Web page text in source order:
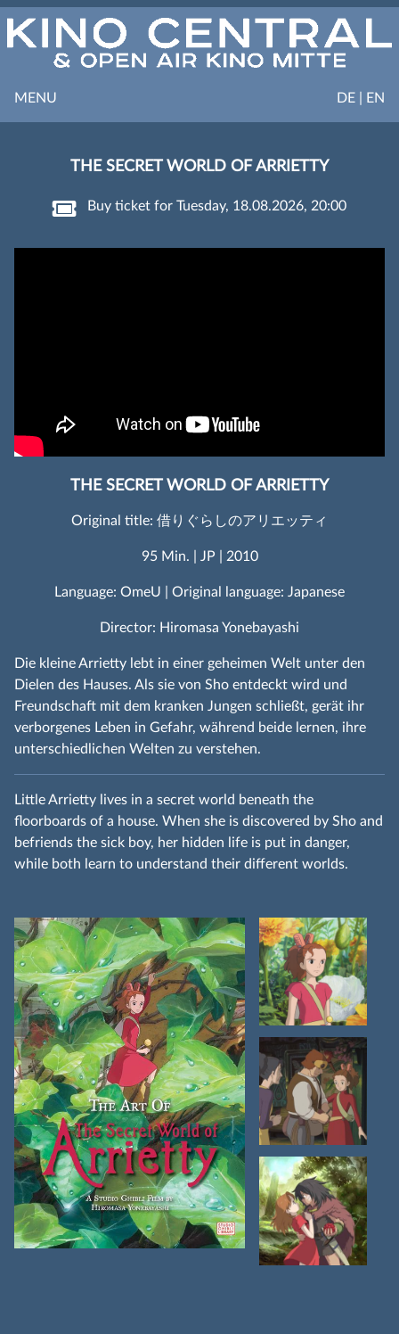
DE | EN
MENU
THE SECRET WORLD OF ARRIETTY
Buy ticket for Tuesday, 18.08.2026, 20:00
THE SECRET WORLD OF ARRIETTY
Original title: 借りぐらしのアリエッティ
95 Min. | JP | 2010
Language: OmeU | Original language: Japanese
Director: Hiromasa Yonebayashi
Die kleine Arrietty lebt in einer geheimen Welt unter den
Dielen des Hauses. Als sie von Sho entdeckt wird und
Freundschaft mit dem kranken Jungen schließt, gerät ihr
verborgenes Leben in Gefahr, während beide lernen, ihre
unterschiedlichen Welten zu verstehen.
Little Arrietty lives in a secret world beneath the
floorboards of a house. When she is discovered by Sho and
befriends the sick boy, her hidden life is put in danger,
while both learn to understand their different worlds.